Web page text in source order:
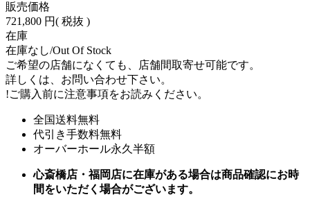
販売価格
721,800 円( 税抜 )
在庫
在庫なし/Out Of Stock
ご希望の店舗になくても、店舗間取寄せ可能です。
詳しくは、お問い合わせ下さい。
!ご購入前に注意事項をお読みください。
全国送料無料
代引き手数料無料
オーバーホール永久半額
心斎橋店・福岡店に在庫がある場合は商品確認にお時
間をいただく場合がございます。